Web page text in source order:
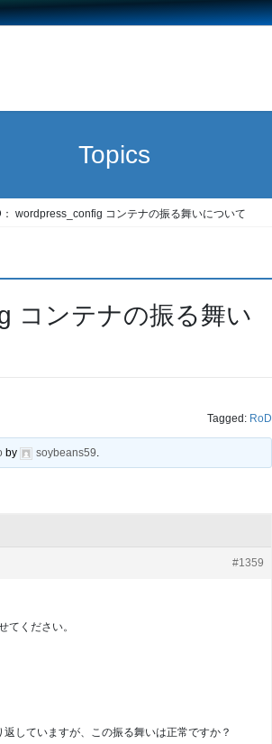
Topics
wordpress_config コンテナの振る舞いについて
コンテナの振る舞い
Tagged: RoD
by soybeans59
#1359
てください。
していますが、この振る舞いは正常ですか？